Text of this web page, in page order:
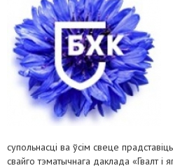
супольнасці ва ўсім свеце
свайго тэматычнага даклада «Гвалт